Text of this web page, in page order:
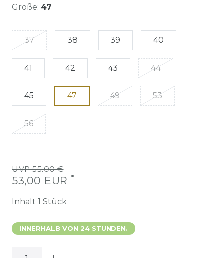
Größe: 47
37 38 39 40
41 42 43 44
45 47 49 53
56
UVP 55,00 €
53,00 EUR *
Inhalt 1 Stück
INNERHALB VON 24 STUNDEN.